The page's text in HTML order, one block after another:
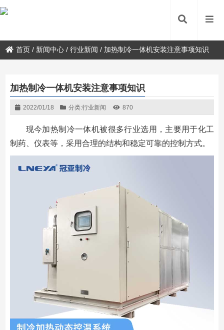
首页 / 新闻中心 /行业新闻 / 加热制冷一体机安装注意事项知识
加热制冷一体机安装注意事项知识
2022/01/18 分类:行业新闻 870
现今加热制冷一体机被很多行业选用，主要用于化工
制药、仪表等，采用合理的结构和稳定可靠的控制方式。